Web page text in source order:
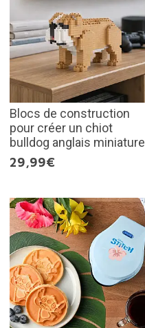
Blocs de construction
pour créer un chiot
bulldog anglais miniature
29,99€